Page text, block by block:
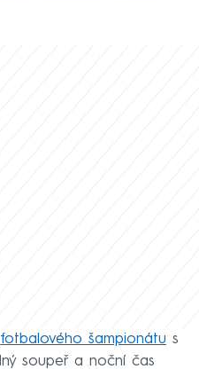
fotbalového šampionátu s
soupeř a noční čas